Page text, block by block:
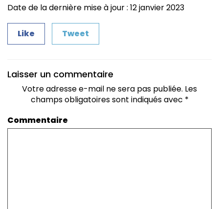
Date de la dernière mise à jour : 12 janvier 2023
Like Tweet
Laisser un commentaire
Votre adresse e-mail ne sera pas publiée. Les
champs obligatoires sont indiqués avec *
Commentaire